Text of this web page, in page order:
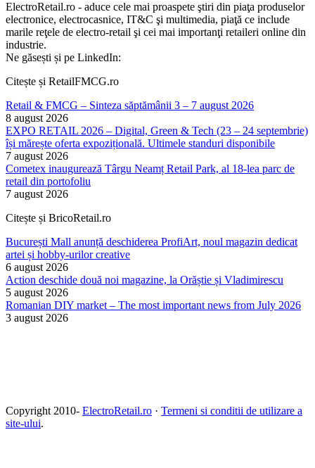
ElectroRetail.ro - aduce cele mai proaspete ştiri din piaţa produselor
electronice, electrocasnice, IT&C şi multimedia, piaţă ce include
marile reţele de electro-retail şi cei mai importanţi retaileri online din
industrie.
Ne găsești și pe LinkedIn:
Citește și RetailFMCG.ro
Retail & FMCG – Sinteza săptămânii 3 – 7 august 2026
8 august 2026
EXPO RETAIL 2026 – Digital, Green & Tech (23 – 24 septembrie)
își mărește oferta expozițională. Ultimele standuri disponibile
7 august 2026
Cometex inaugurează Târgu Neamț Retail Park, al 18-lea parc de
retail din portofoliu
7 august 2026
Citește și BricoRetail.ro
București Mall anunță deschiderea ProfiArt, noul magazin dedicat
artei și hobby-urilor creative
6 august 2026
Action deschide două noi magazine, la Orăștie și Vladimirescu
5 august 2026
Romanian DIY market – The most important news from July 2026
3 august 2026
Copyright 2010- ElectroRetail.ro · Termeni si conditii de utilizare a
site-ului.